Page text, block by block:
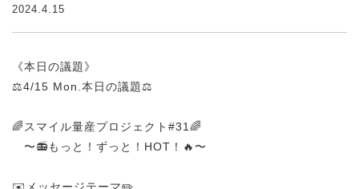
2024.4.15
《本日の議題》
⚖️4/15 Mon.本日の議題⚖️
🌈スマイル量産プロジェクト#31🌈
〜📻もっと！ずっと！HOT！🔥〜